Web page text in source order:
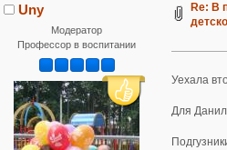
Uny
Модератор
Профессор в воспитании
Re: В
Уехала
Для